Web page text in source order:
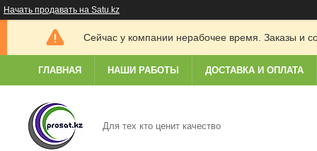
Начать продавать на Satu.kz
Сейчас у компании нерабочее время. Заказы и
ГЛАВНАЯ НАШИ РАБОТЫ ДОСТАВКА И ОПЛАТА
Для тех кто ценит качество